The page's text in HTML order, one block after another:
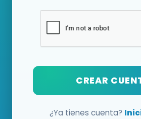
CREAR
¿Ya tienes cuenta?